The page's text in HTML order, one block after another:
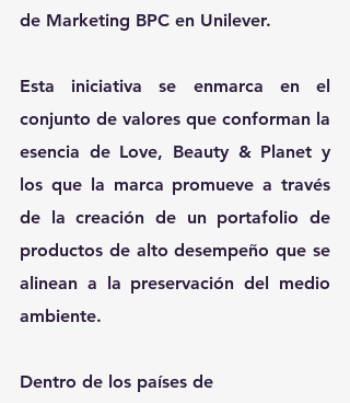
de Marketing BPC en Unilever.
Esta iniciativa se enmarca en el
conjunto de valores que conforman la
esencia de Love, Beauty & Planet y
los que la marca promueve a través
de la creación de un portafolio de
productos de alto desempeño que se
alinean a la preservación del medio
ambiente.
Dentro de los países de